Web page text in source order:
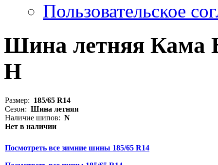
Пользовательское
Шина летняя Кама
H
Размер: 185/65 R14
Сезон: Шина летняя
Наличие шипов: N
Нет в наличии
Посмотреть все зимние шины 185/65 R14